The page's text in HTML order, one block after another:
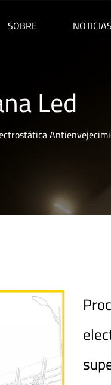
SOBRE NOTICIAS
Led